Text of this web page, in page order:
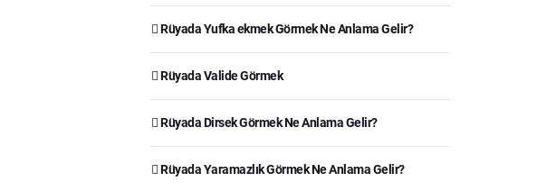
Rüyada Yufka ekmek Görmek Ne Anlama Gelir?
Rüyada Valide Görmek
Rüyada Dirsek Görmek Ne Anlama Gelir?
Rüyada Yaramazlık Görmek Ne Anlama Gelir?